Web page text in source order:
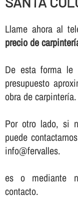
Llame ahora al
precio de
De esta forma le
presupuesto
obra de carpinterí­a.
Por otro lado, si
puede
info@fervalles.
es o mediante
contacto.